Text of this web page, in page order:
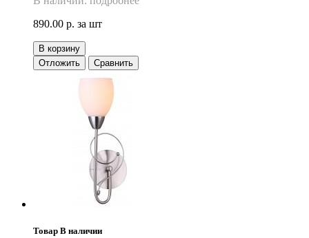
890.00 р. за шт
В корзину
Отложить
Сравнить
Товар В наличии